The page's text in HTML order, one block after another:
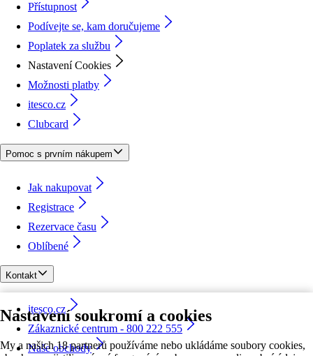
Nastavení soukromí a cookies
My a našich 18 partnerů používáme nebo ukládáme soubory cookies,
Přístupnost
Podívejte se, kam doručujeme
Poplatek za službu
Nastavení Cookies
Možnosti platby
itesco.cz
Clubcard
Pomoc s prvním nákupem
Jak nakupovat
Registrace
Rezervace času
Oblíbené
Kontakt
itesco.cz
Zákaznické centrum - 800 222 555
Naše obchody